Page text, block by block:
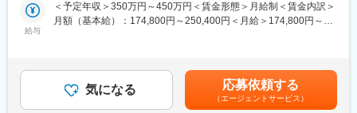
■入社後について
けます。
給与
＜予定年収＞350万円～450万円＜賃金形態＞月給制＜賃金内訳＞
月額（基本給）：174,800円～250,400円＜月給＞174,800円～
当、宿・日直手当賃金はあくまでも目安の金額であり、選考を通
じて上下する可能性があります。月給(月額)は固定手当を含めた表
記です。
気になる 応募依頼する
（エージェントサービス）